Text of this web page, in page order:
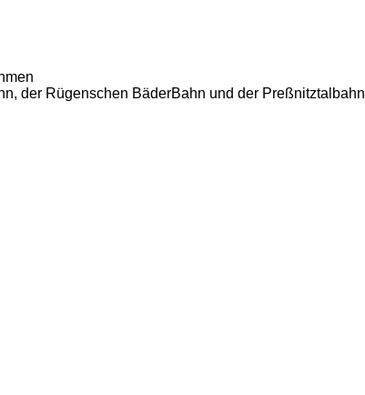
der Rügenschen BäderBahn und der Preßnitztalbahn